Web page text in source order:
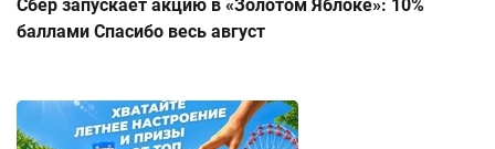
Сбер запускает акцию в «Золотом Яблоке»: 10%
баллами Спасибо весь август